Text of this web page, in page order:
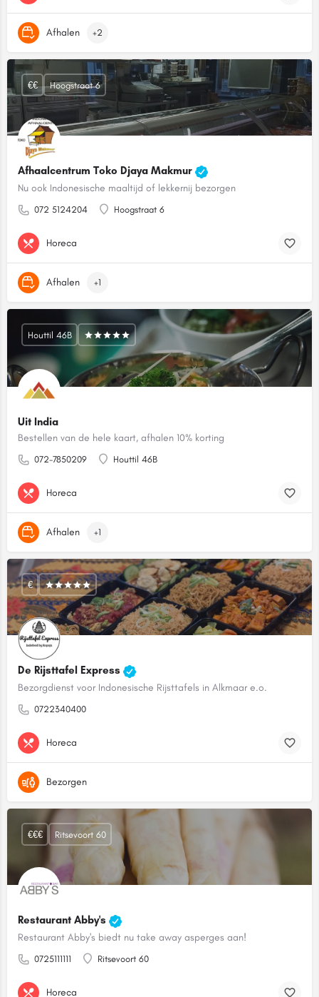
Afhalen +2
Afhaalcentrum Toko Djaya Makmur
Nu ook Indonesische maaltijd of lekkernij bezorgen
072 5124204 Hoogstraat 6
€€ Hoogstraat 6
Horeca
Afhalen +1
Uit India
Bestellen van de hele kaart, afhalen 10% korting
072-7850209 Houttil 46B
Houttil 46B
Horeca
Afhalen +1
De Rijsttafel Express
Bezorgdienst voor Indonesische Rijsttafels in Alkmaar e.o.
0722340400
€
Horeca
Bezorgen
Restaurant Abby's
Restaurant Abby's biedt nu take away asperges aan!
0725111111 Ritsevoort 60
€€€ Ritsevoort 60
Horeca